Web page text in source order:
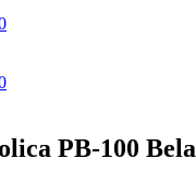
PB-100 Bela